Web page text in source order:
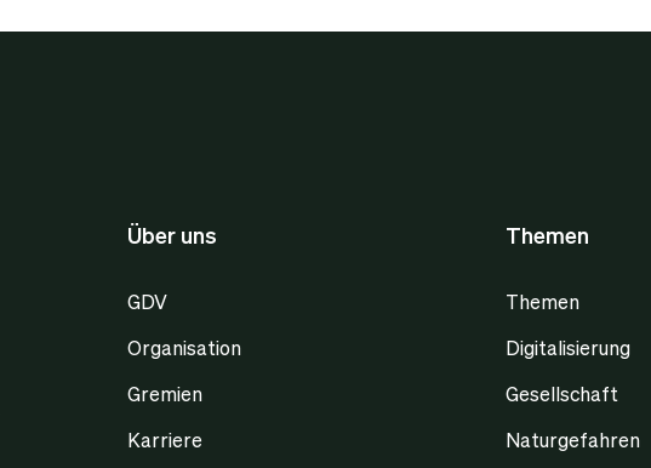
Über uns
GDV
Organisation
Gremien
Karriere
Themen
Themen
Digitalisierung
Gesellschaft
Naturgefahren